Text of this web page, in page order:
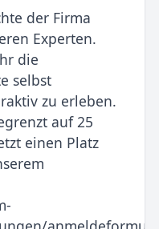
der Firma
Experten.
die
selbst
zu erleben.
auf 25
einen Platz